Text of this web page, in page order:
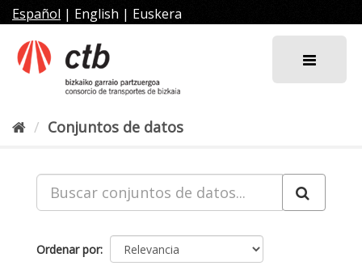
al
contenido
Español | English | Euskera
Conjuntos de datos
Ordenar por